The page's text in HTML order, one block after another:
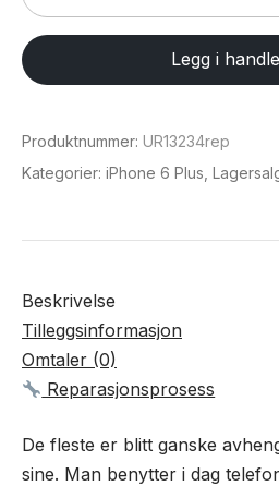
mobilantenne
på
iPhone
Plus
antall
Legg i
Produktnummer: UR13234rep
Kategorier: iPhone 6 Plus
Beskrivelse
Tilleggsinformasjon
Omtaler (0)
Reparasjonsprosess
De fleste er blitt ganske
sine. Man benytter i dag